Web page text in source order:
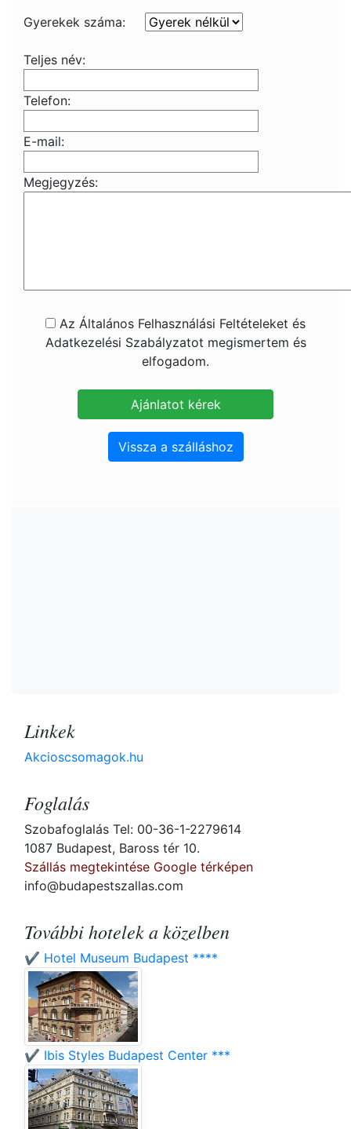
Gyerekek száma:
Teljes név:
Telefon:
E-mail:
Megjegyzés:
Az Általános Felhasználási Feltételeket és
Adatkezelési Szabályzatot megismertem és
elfogadom.
Vissza a szálláshoz
Linkek
Akcioscsomagok.hu
Foglalás
Szobafoglalás Tel: 00-36-1-2279614
1087 Budapest, Baross tér 10.
Szállás megtekintése Google térképen
info@budapestszallas.com
További hotelek a közelben
✔️ Hotel Museum Budapest ****
✔️ Ibis Styles Budapest Center ***